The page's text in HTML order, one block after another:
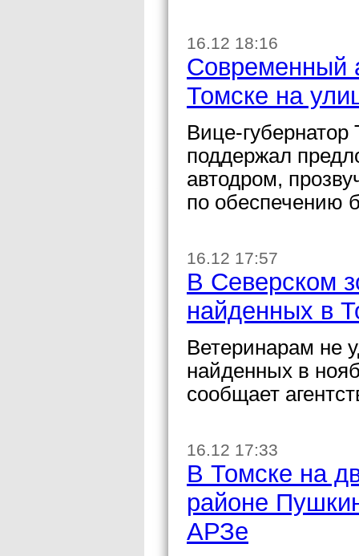
16.12 18:16
Современный
Томске на
Вице-
поддержал
автодром,
по обеспечению
16.12 17:57
В Северском
найденных в
Ветеринарам не
найденных в
сообщает
16.12 17:33
В Томске на
районе
АРЗе